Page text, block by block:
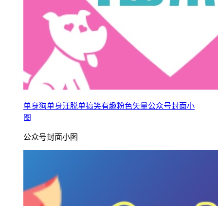
单身狗单身汪脱单搞笑有趣粉色矢量公众号封面小
图
公众号封面小图